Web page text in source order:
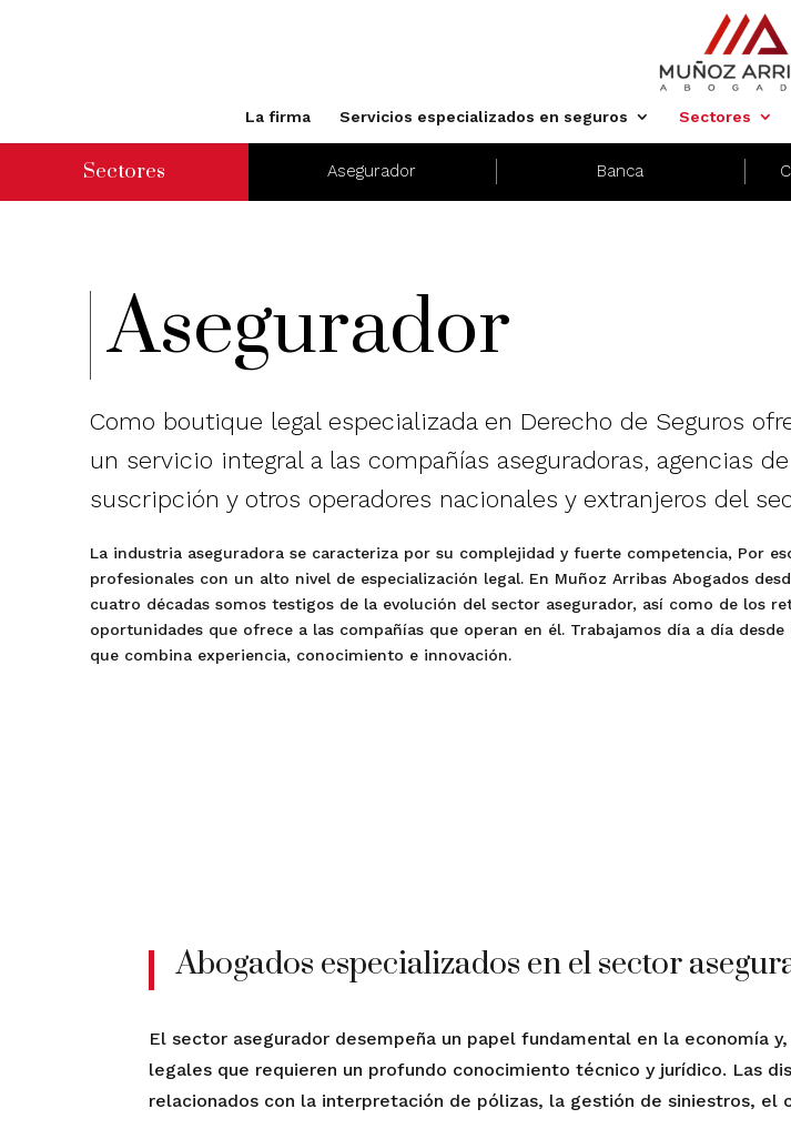
La firma Servicios especializados en seguros Sectores
Sectores Asegurador Banca
Asegurador
Como boutique legal especializada en Derecho de Seguros
un servicio integral a las compañías aseguradoras, agencias de
suscripción y otros operadores nacionales y extranjeros del
La industria aseguradora se caracteriza por su complejidad y fuerte competencia, Por
profesionales con un alto nivel de especialización legal. En Muñoz Arribas Abogados
cuatro décadas somos testigos de la evolución del sector asegurador, así como de los
oportunidades que ofrece a las compañías que operan en él. Trabajamos día a día desde
que combina experiencia, conocimiento e innovación.
Abogados especializados en el sector
El sector asegurador desempeña un papel fundamental en la economía
legales que requieren un profundo conocimiento técnico y jurídico. Las
relacionados con la interpretación de pólizas, la gestión de siniestros,